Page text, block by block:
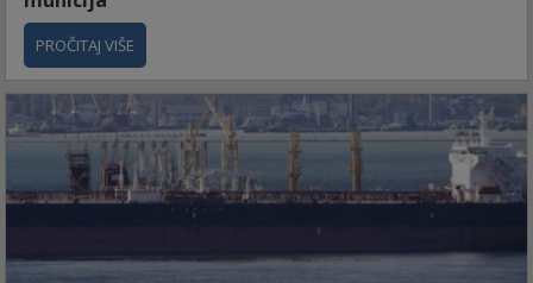
PROČITAJ VIŠE